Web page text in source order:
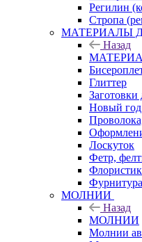
Регилин
Стропа
МАТЕРИАЛЫ
Назад
Глиттер
Заготовки
Новый год
Лоскуток
Фетр,
МОЛНИИ
Назад
МОЛНИИ
Молнии